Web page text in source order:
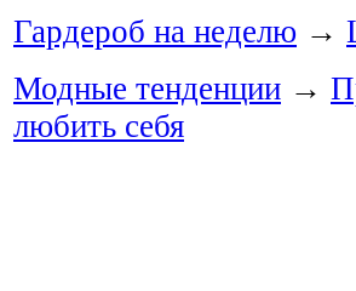
Гардероб на неделю →
Модные тенденции →
любить себя